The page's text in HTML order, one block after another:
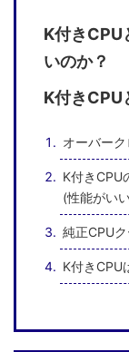
K付きCPU
いのか？
K付きCPU
オーバー
K付きCPU
(性能がい
純正CPU
K付きCPU